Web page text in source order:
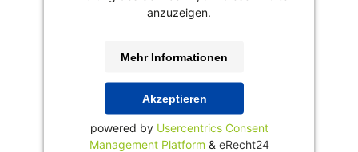
anzuzeigen.
Mehr Informationen
Akzeptieren
powered by Usercentrics Consent
Management Platform & eRecht24